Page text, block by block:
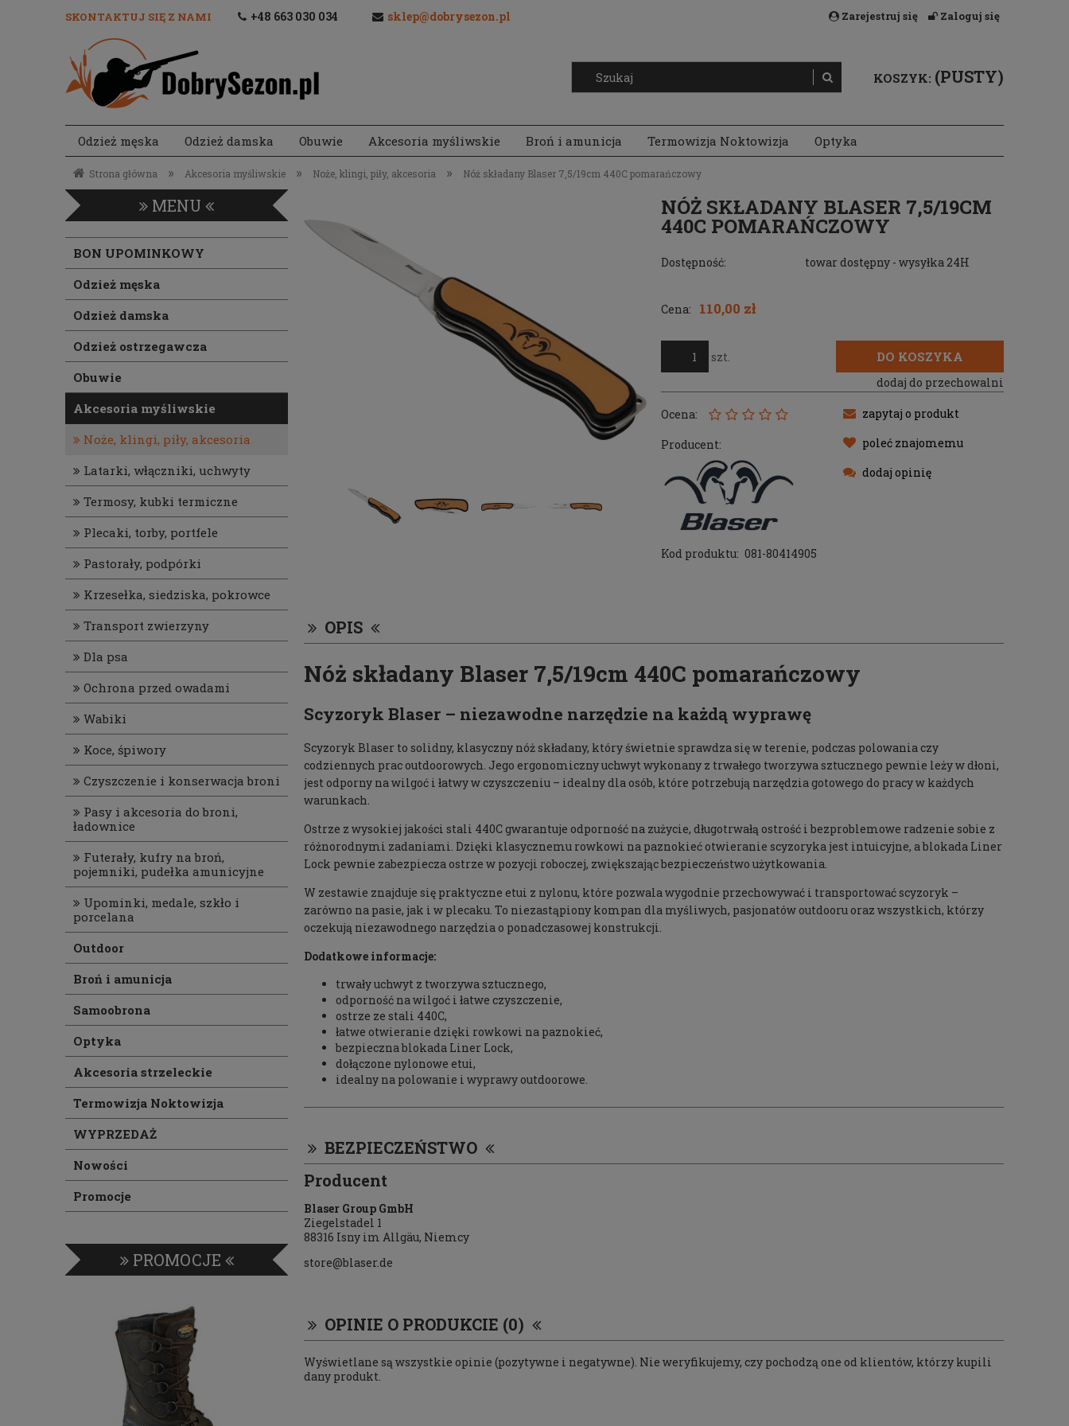
SKONTAKTUJ SIĘ Z NAMI +48 663 030 034 sklep@dobrysezon.pl Zarejestruj się Zaloguj się
KOSZYK: (PUSTY)
Odzież męska Odzież damska Obuwie Akcesoria myśliwskie Broń i amunicja Termowizja Noktowizja
Optyka
Akcesoria strzeleckie
Strona główna » Akcesoria myśliwskie » Noże, klingi, piły, akcesoria » Nóż składany Blaser 7,5/19cm 440C pomarańczowy
MENU
BON UPOMINKOWY
Odzież męska
Odzież damska
Odzież ostrzegawcza
Obuwie
Akcesoria myśliwskie
Noże, klingi, piły, akcesoria
Latarki, włączniki, uchwyty
Termosy, kubki termiczne
Plecaki, torby, portfele
Pastorały, podpórki
Krzesełka, siedziska, pokrowce
Transport zwierzyny
Dla psa
Ochrona przed owadami
Wabiki
Koce, śpiwory
Czyszczenie i konserwacja broni
Pasy i akcesoria do broni,
ładownice
Futerały, kufry na broń,
pojemniki, pudełka amunicyjne
Upominki, medale, szkło i
porcelana
Outdoor
Broń i amunicja
Samoobrona
Optyka
Akcesoria strzeleckie
Termowizja Noktowizja
WYPRZEDAŻ
Nowości
Promocje
PROMOCJE
NÓŻ SKŁADANY BLASER 7,5/19CM
440C POMARAŃCZOWY
Dostępność: towar dostępny - wysyłka 24H
Cena: 110,00 zł
szt. DO KOSZYKA
dodaj do przechowalni
Ocena:
Producent:
Kod produktu: 081-80414905
zapytaj o produkt
poleć znajomemu
dodaj opinię
OPIS
Nóż składany Blaser 7,5/19cm 440C pomarańczowy
Scyzoryk Blaser – niezawodne narzędzie na każdą wyprawę
Scyzoryk Blaser to solidny, klasyczny nóż składany, który świetnie sprawdza się w terenie, podczas polowania czy
codziennych prac outdoorowych. Jego ergonomiczny uchwyt wykonany z trwałego tworzywa sztucznego pewnie leży w dłoni,
jest odporny na wilgoć i łatwy w czyszczeniu – idealny dla osób, które potrzebują narzędzia gotowego do pracy w każdych
warunkach.
Ostrze z wysokiej jakości stali 440C gwarantuje odporność na zużycie, długotrwałą ostrość i bezproblemowe radzenie sobie z
różnorodnymi zadaniami. Dzięki klasycznemu rowkowi na paznokieć otwieranie scyzoryka jest intuicyjne, a blokada Liner
Lock pewnie zabezpiecza ostrze w pozycji roboczej, zwiększając bezpieczeństwo użytkowania.
W zestawie znajduje się praktyczne etui z nylonu, które pozwala wygodnie przechowywać i transportować scyzoryk –
zarówno na pasie, jak i w plecaku. To niezastąpiony kompan dla myśliwych, pasjonatów outdooru oraz wszystkich, którzy
oczekują niezawodnego narzędzia o ponadczasowej konstrukcji.
Dodatkowe informacje:
trwały uchwyt z tworzywa sztucznego,
odporność na wilgoć i łatwe czyszczenie,
ostrze ze stali 440C,
łatwe otwieranie dzięki rowkowi na paznokieć,
bezpieczna blokada Liner Lock,
dołączone nylonowe etui,
idealny na polowanie i wyprawy outdoorowe.
BEZPIECZEŃSTWO
Producent
Blaser Group GmbH
Ziegelstadel 1
88316 Isny im Allgäu, Niemcy
store@blaser.de
OPINIE O PRODUKCIE (0)
Wyświetlane są wszystkie opinie (pozytywne i negatywne). Nie weryfikujemy, czy pochodzą one od klientów, którzy kupili
dany produkt.